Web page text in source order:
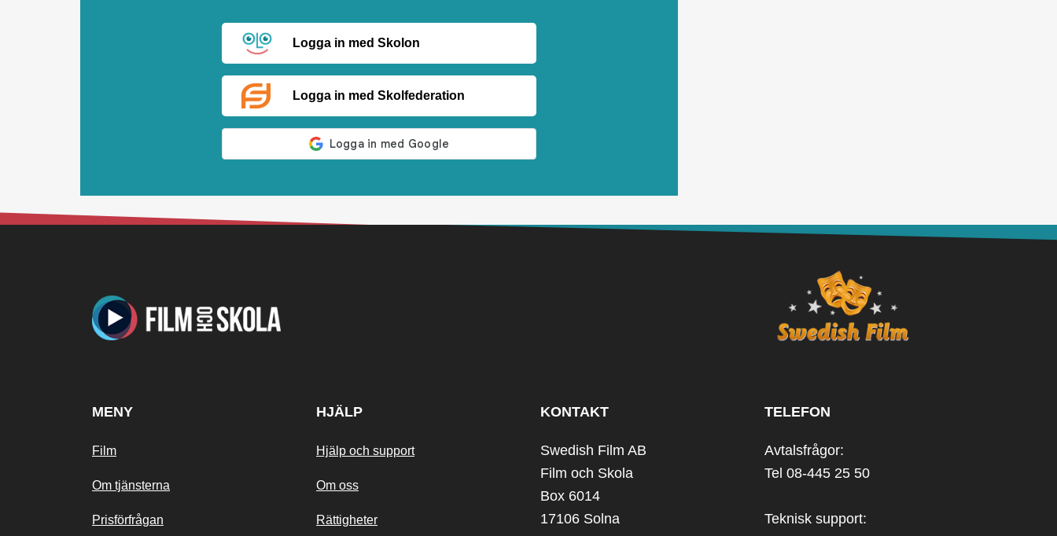
Logga in med Skolon
Logga in med Skolfederation
MENY
Film
Om tjänsterna
Prisförfrågan
HJÄLP
Hjälp och support
Om oss
Rättigheter
KONTAKT
Swedish Film AB
Film och Skola
Box 6014
17106 Solna
TELEFON
Avtalsfrågor:
Tel 08-445 25 50
Teknisk support: